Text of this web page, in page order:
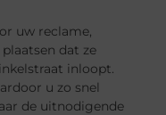
uw reclame,
dat ze
inloopt.
u zo snel
de uitnodigende